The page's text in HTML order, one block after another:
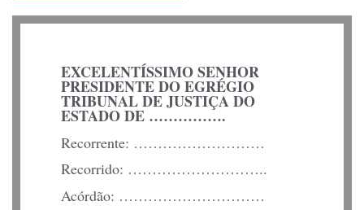
EXCELENTÍSSIMO SENHOR
PRESIDENTE DO EGRÉGIO
TRIBUNAL DE JUSTIÇA DO
ESTADO DE …………….
Recorrente: ………………………
Recorrido: ………………………..
Acórdão: …………………………